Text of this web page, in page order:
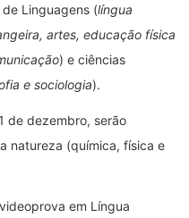
Linguagens (língua
artes, educação física
) e ciências
e sociologia).
de dezembro, serão
natureza (química, física e
em Língua